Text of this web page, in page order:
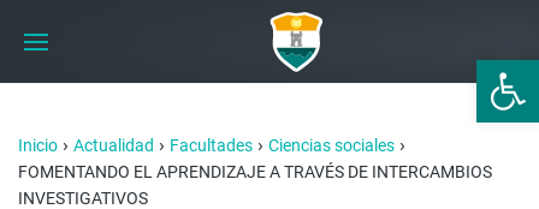
Abrir
Inicio › Actualidad › Facultades › Ciencias sociales ›
FOMENTANDO EL APRENDIZAJE A TRAVÉS DE INTERCAMBIOS
INVESTIGATIVOS